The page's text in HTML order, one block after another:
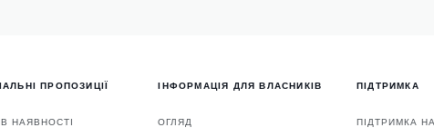
ПРОПОЗИЦІЇ
НАЯВНОСТІ
ІНФОРМАЦІЯ ДЛЯ ВЛАСНИКІВ
ОГЛЯД
ПІДТРИМКА
ПІДТРИМКА